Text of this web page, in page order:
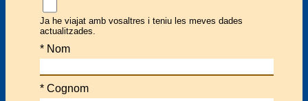
Ja he viajat amb vosaltres i teniu les meves dades
actualitzades.
* Nom
* Cognom